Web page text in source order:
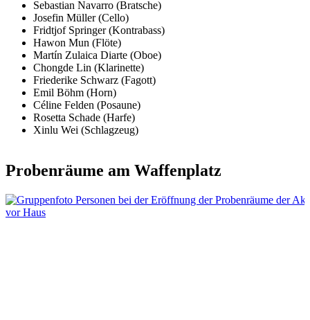
Sebastian Navarro (Bratsche)
Josefin Müller (Cello)
Fridtjof Springer (Kontrabass)
Hawon Mun (Flöte)
Martín Zulaica Diarte (Oboe)
Chongde Lin (Klarinette)
Friederike Schwarz (Fagott)
Emil Böhm (Horn)
Céline Felden (Posaune)
Rosetta Schade (Harfe)
Xinlu Wei (Schlagzeug)
Probenräume am Waffenplatz